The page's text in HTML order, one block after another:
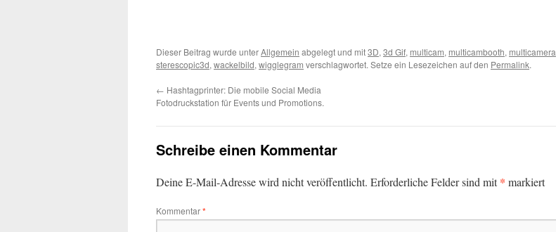
Dieser Beitrag wurde unterAllgemein abgelegt und mit3D, 3d Gif, multicam, multicambooth, multicamera
sterescopic3d, wackelbild, wigglegram verschlagwortet. Setze ein Lesezeichen auf den Permalink.
← Hashtagprinter: Die mobile Social Media
Fotodruckstation für Events und Promotions.
Schreibe einen Kommentar
Deine E-Mail-Adresse wird nicht veröffentlicht. Erforderliche Felder sind mit* markiert
Kommentar*